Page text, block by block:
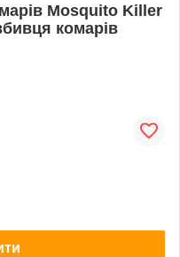
Mosquito Killer
комарів